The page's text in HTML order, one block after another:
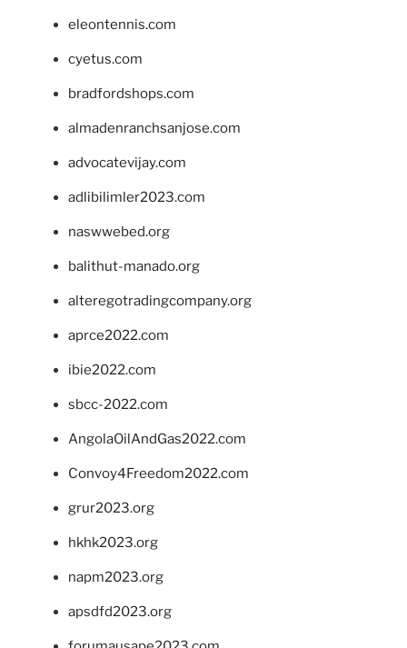
eleontennis.com
cyetus.com
bradfordshops.com
almadenranchsanjose.com
advocatevijay.com
adlibilimler2023.com
naswwebed.org
balithut-manado.org
alteregotradingcompany.org
aprce2022.com
ibie2022.com
sbcc-2022.com
AngolaOilAndGas2022.com
Convoy4Freedom2022.com
grur2023.org
hkhk2023.org
napm2023.org
apsdfd2023.org